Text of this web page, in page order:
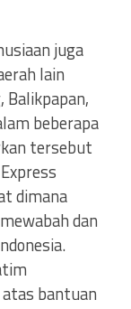
juga
lain
Balikpapan,
beberapa
tersebut
dimana
dan
bantuan